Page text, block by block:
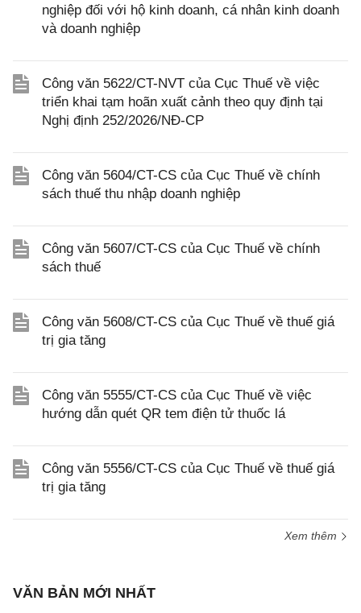
nghiệp đối với hộ kinh doanh, cá nhân kinh doanh
và doanh nghiệp
Công văn 5622/CT-NVT của Cục Thuế về việc
triển khai tạm hoãn xuất cảnh theo quy định tại
Nghị định 252/2026/NĐ-CP
Công văn 5604/CT-CS của Cục Thuế về chính
sách thuế thu nhập doanh nghiệp
Công văn 5607/CT-CS của Cục Thuế về chính
sách thuế
Công văn 5608/CT-CS của Cục Thuế về thuế giá
trị gia tăng
Công văn 5555/CT-CS của Cục Thuế về việc
hướng dẫn quét QR tem điện tử thuốc lá
Công văn 5556/CT-CS của Cục Thuế về thuế giá
trị gia tăng
Xem thêm
VĂN BẢN MỚI NHẤT